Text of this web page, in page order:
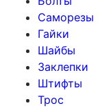
Саморезы
Гайки
Шайбы
Заклепки
Штифты
Трос